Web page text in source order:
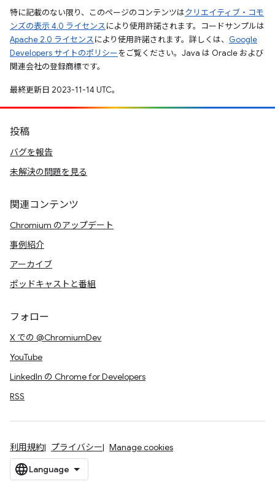
特に記載のない限り、このページのコンテンツはクリエイティブ・コモ
ンズの表示 4.0 ライセンスにより使用許諾されます。コードサンプルは
Apache 2.0 ライセンスにより使用許諾されます。詳しくは、 Google
Developers サイトのポリシーをご覧ください。Java は Oracle および
関連会社の登録商標です。
最終更新日 2023-11-14 UTC。
投稿
バグを報告
未解決の問題を見る
関連コンテンツ
Chromium のアップデート
事例紹介
アーカイブ
ポッドキャストと番組
フォロー
X での @ChromiumDev
YouTube
LinkedIn の Chrome for Developers
RSS
利用規約 プライバシー Manage cookies